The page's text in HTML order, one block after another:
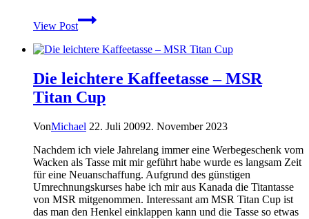
View Post
1-
2
Kochsysteme
Optimus
Weekend
Starter
Die leichtere Kaffeetasse – MSR
Titan Cup
VonMichael 22. Juli 20092. November 2023
Nachdem ich viele Jahrelang immer eine Werbegeschenk vom
Wacken als Tasse mit mir geführt habe wurde es langsam Zeit
für eine Neuanschaffung. Aufgrund des günstigen
Umrechnungskurses habe ich mir aus Kanada die Titantasse
von MSR mitgenommen. Interessant am MSR Titan Cup ist
das man den Henkel einklappen kann und die Tasse so etwas